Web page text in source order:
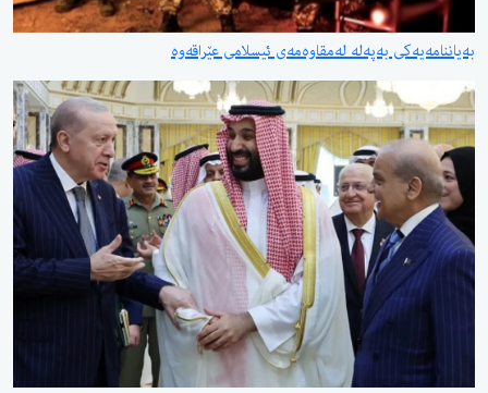
بەیاننامەیەكی بەپەلە لەمقاوەمەی ئیسلامی عێراقەوە